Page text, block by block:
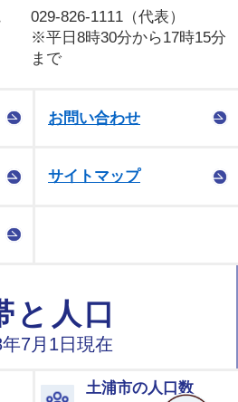
029-826-1111（代表）
※平日8時30分から17時15分
まで
お問い合わせ
サイトマップ